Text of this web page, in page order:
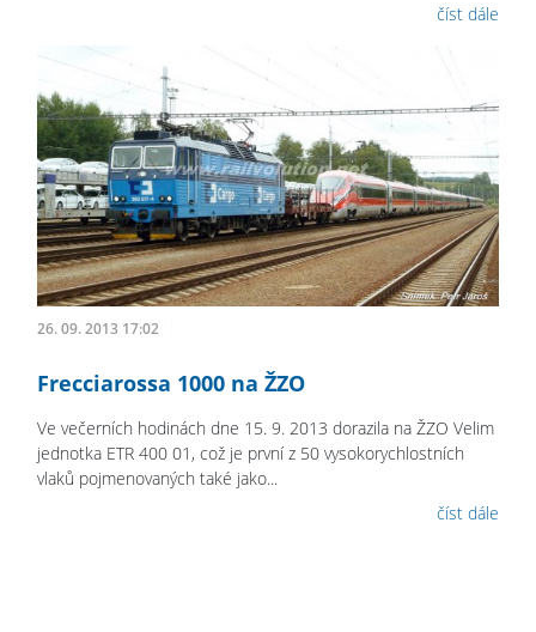
číst dále
26. 09. 2013 17:02
Frecciarossa 1000 na ŽZO
Ve večerních hodinách dne 15. 9. 2013 dorazila na ŽZO Velim
jednotka ETR 400 01, což je první z 50 vysokorychlostních
vlaků pojmenovaných také jako...
číst dále